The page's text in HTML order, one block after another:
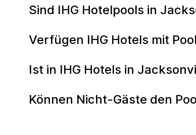
Sind IHG Hotelpools in
Verfügen IHG Hotels mit
Ist in IHG Hotels in
Können Nicht-Gäste den